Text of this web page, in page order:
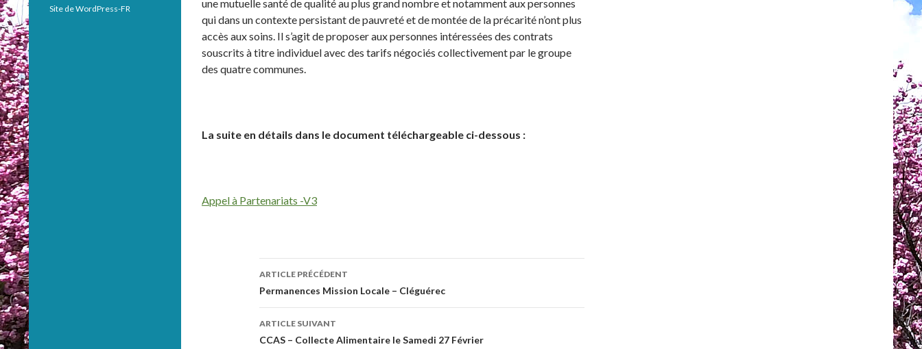
une mutuelle santé de qualité au plus grand nombre et notamment aux personnes
qui dans un contexte persistant de pauvreté et de montée de la précarité n’ont plus
accès aux soins. Il s’agit de proposer aux personnes intéressées des contrats
souscrits à titre individuel avec des tarifs négociés collectivement par le groupe
des quatre communes.
La suite en détails dans le document téléchargeable ci-dessous :
Appel à Partenariats -V3
Navigation
des
articles
ARTICLE PRÉCÉDENT
Permanences Mission Locale – Cléguérec
ARTICLE SUIVANT
CCAS – Collecte Alimentaire le Samedi 27 Février
Site de WordPress-FR